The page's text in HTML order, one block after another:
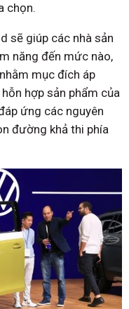
chọn.
sẽ giúp các nhà sản
năng đến mức nào,
mục đích áp
hợp sản phẩm của
ứng các nguyên
đường khả thi phía